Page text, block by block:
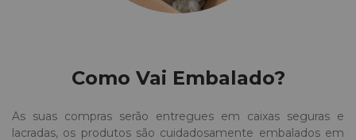
Como Vai Embalado?
As suas compras serão entregues em caixas seguras e
lacradas, os produtos são cuidadosamente embalados em